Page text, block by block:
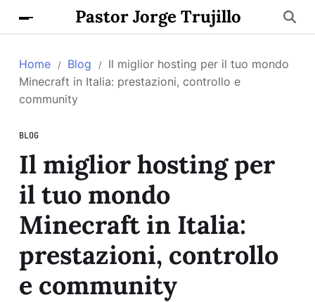
Pastor Jorge Trujillo
Home Blog
Il miglior hosting per il tuo mondo
Minecraft in Italia: prestazioni, controllo e
community
BLOG
Il miglior hosting per
il tuo mondo
Minecraft in Italia:
prestazioni, controllo
e community